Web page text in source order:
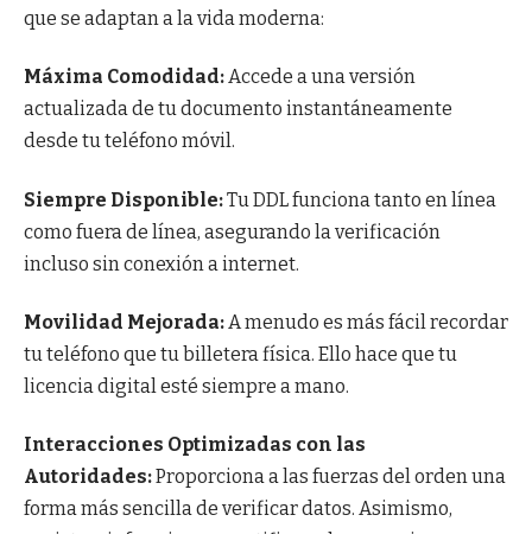
que se adaptan a la vida moderna:
Máxima Comodidad:Accede a una versión
actualizada de tu documento instantáneamente
desde tu teléfono móvil.
Siempre Disponible:Tu DDL funciona tanto en línea
como fuera de línea, asegurando la verificación
incluso sin conexión a internet.
Movilidad Mejorada:A menudo es más fácil recordar
tu teléfono que tu billetera física. Ello hace que tu
licencia digital esté siempre a mano.
Interacciones Optimizadas con las
Autoridades:Proporciona a las fuerzas del orden una
forma más sencilla de verificar datos. Asimismo,